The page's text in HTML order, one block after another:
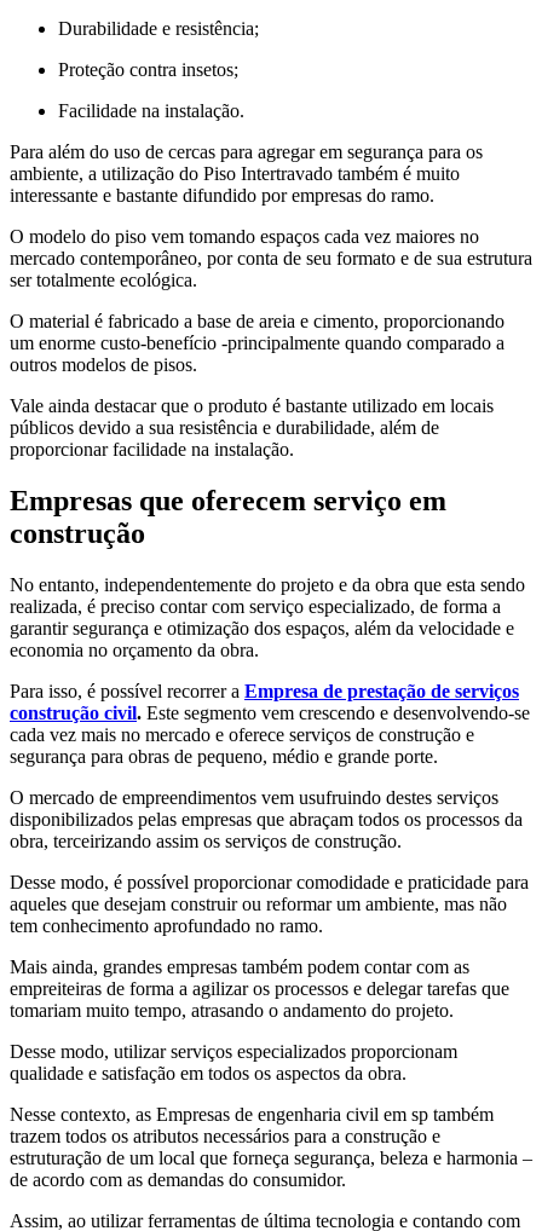
Durabilidade e resistência;
Proteção contra insetos;
Facilidade na instalação.
Para além do uso de cercas para agregar em segurança para os
ambiente, a utilização do Piso Intertravado também é muito
interessante e bastante difundido por empresas do ramo.
O modelo do piso vem tomando espaços cada vez maiores no
mercado contemporâneo, por conta de seu formato e de sua estrutura
ser totalmente ecológica.
O material é fabricado a base de areia e cimento, proporcionando
um enorme custo-benefício -principalmente quando comparado a
outros modelos de pisos.
Vale ainda destacar que o produto é bastante utilizado em locais
públicos devido a sua resistência e durabilidade, além de
proporcionar facilidade na instalação.
Empresas que oferecem serviço em
construção
No entanto, independentemente do projeto e da obra que esta sendo
realizada, é preciso contar com serviço especializado, de forma a
garantir segurança e otimização dos espaços, além da velocidade e
economia no orçamento da obra.
Para isso, é possível recorrer a Empresa de prestação de serviços
construção civil. Este segmento vem crescendo e desenvolvendo-se
cada vez mais no mercado e oferece serviços de construção e
segurança para obras de pequeno, médio e grande porte.
O mercado de empreendimentos vem usufruindo destes serviços
disponibilizados pelas empresas que abraçam todos os processos da
obra, terceirizando assim os serviços de construção.
Desse modo, é possível proporcionar comodidade e praticidade para
aqueles que desejam construir ou reformar um ambiente, mas não
tem conhecimento aprofundado no ramo.
Mais ainda, grandes empresas também podem contar com as
empreiteiras de forma a agilizar os processos e delegar tarefas que
tomariam muito tempo, atrasando o andamento do projeto.
Desse modo, utilizar serviços especializados proporcionam
qualidade e satisfação em todos os aspectos da obra.
Nesse contexto, as Empresas de engenharia civil em sp também
trazem todos os atributos necessários para a construção e
estruturação de um local que forneça segurança, beleza e harmonia –
de acordo com as demandas do consumidor.
Assim, ao utilizar ferramentas de última tecnologia e contando com